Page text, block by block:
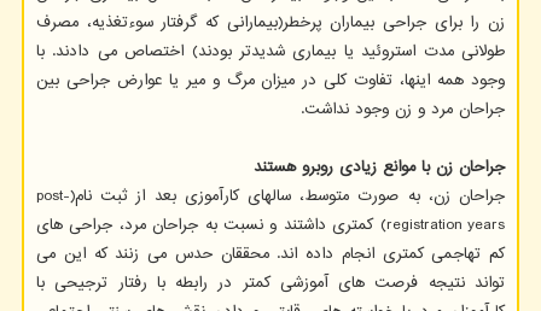
زن را برای جراحی بیماران پرخطر(بیمارانی که گرفتار سوءتغذیه، مصرف
طولانی مدت استروئید یا بیماری شدیدتر بودند) اختصاص می دادند. با
وجود همه اینها، تفاوت کلی در میزان مرگ و میر یا عوارض جراحی بین
جراحان مرد و زن وجود نداشت.
جراحان زن با موانع زیادی روبرو هستند
جراحان زن، به صورت متوسط، سالهای کارآموزی بعد از ثبت نام(post-
registration years) کمتری داشتند و نسبت به جراحان مرد، جراحی های
کم تهاجمی کمتری انجام داده اند. محققان حدس می زنند که این می
تواند نتیجه فرصت های آموزشی کمتر در رابطه با رفتار ترجیحی با